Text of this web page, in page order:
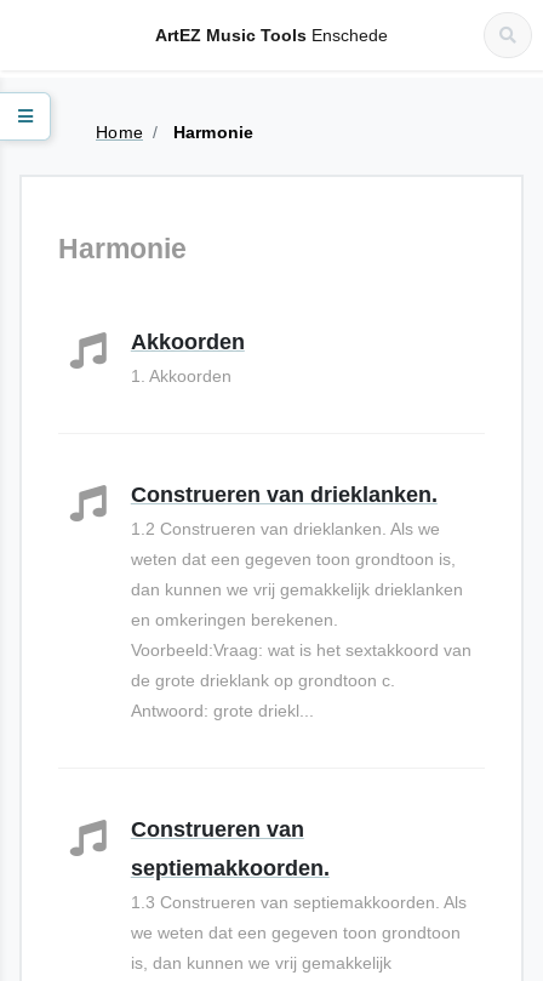
ArtEZ Music Tools Enschede
Home Harmonie
Harmonie
Akkoorden
1. Akkoorden
Construeren van drieklanken.
1.2 Construeren van drieklanken. Als we
weten dat een gegeven toon grondtoon is,
dan kunnen we vrij gemakkelijk drieklanken
en omkeringen berekenen.
Voorbeeld:Vraag: wat is het sextakkoord van
de grote drieklank op grondtoon c.
Antwoord: grote driekl...
Construeren van
septiemakkoorden.
1.3 Construeren van septiemakkoorden. Als
we weten dat een gegeven toon grondtoon
is, dan kunnen we vrij gemakkelijk